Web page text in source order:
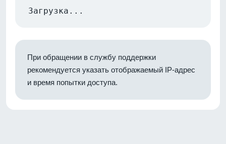
Загрузка...
При обращении в службу поддержки
рекомендуется указать отображаемый IP-адрес
и время попытки доступа.